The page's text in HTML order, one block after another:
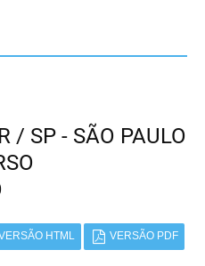
/ SP - SÃO PAULO
HTML VERSÃO PDF